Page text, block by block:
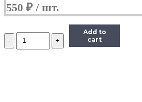
550 ₽
Количество
Барабан
Add to
cart